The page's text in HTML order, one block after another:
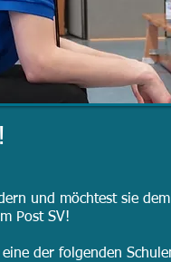
und möchtest sie
Post SV!
der folgenden